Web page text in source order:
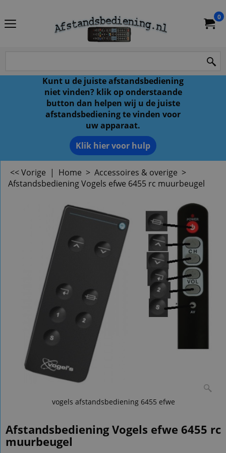
0
Kunt u de juiste afstandsbediening
niet vinden? klik op onderstaande
button dan helpen wij u de juiste
afstandsbediening te vinden voor
uw apparaat.
Klik hier voor hulp
<< Vorige | Home > Accessoires & overige >
Afstandsbediening Vogels efwe 6455 rc muurbeugel
vogels afstandsbediening 6455 efwe
Afstandsbediening Vogels efwe 6455 rc
muurbeugel